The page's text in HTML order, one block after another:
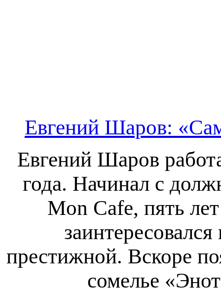
Евгений Шаров:
Евгений Шаров
года. Начинал с
Mon Cafe, пять
престижной. Вскоре
сомелье